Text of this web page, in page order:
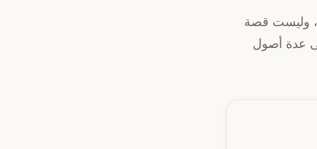
وليست قصة
عدة أصول